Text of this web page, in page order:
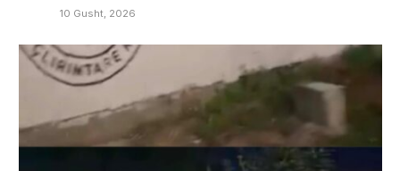
10 Gusht, 2026